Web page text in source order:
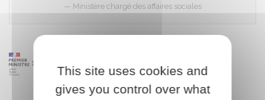
Ministère chargé des affaires sociales
This site uses cookies and
gives you control over what